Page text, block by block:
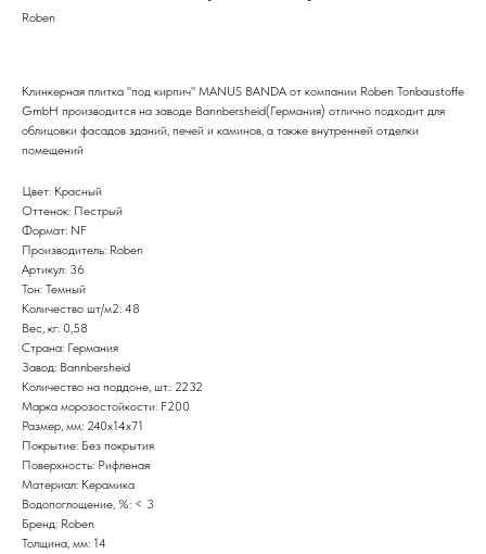
Roben
Клинкерная плитка "под кирпич" MANUS BANDA от компании Roben Tonbaustoffe
GmbH производится на заводе Bannbersheid(Германия) отлично подходит для
облицовки фасадов зданий, печей и каминов, а также внутренней отделки
помещений
Цвет: Красный
Оттенок: Пестрый
Формат: NF
Производитель: Roben
Артикул: 36
Тон: Темный
Количество шт/м2: 48
Вес, кг: 0,58
Страна: Германия
Завод: Bannbersheid
Количество на поддоне, шт.: 2232
Марка морозостойкости: F200
Размер, мм: 240x14x71
Покрытие: Без покрытия
Поверхность: Рифленая
Материал: Керамика
Водопоглощение, %: < 3
Бренд: Roben
Толщина, мм: 14